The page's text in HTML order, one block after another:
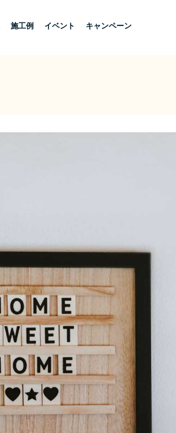
施工例 イベント キャンペーン